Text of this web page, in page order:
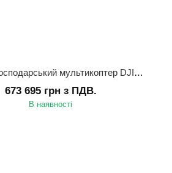
Сільськогосподарський мультикоптер DJI AGRAS T30 (Передзамовлення)
673 695 грн з ПДВ.
В наявності